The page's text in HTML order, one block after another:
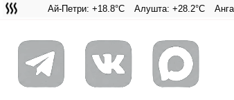
Петри: +18.8°C Алушта: +28.2°C Ангарский